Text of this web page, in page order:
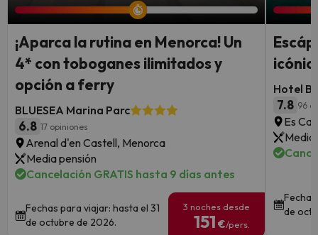
¡Aparca la rutina en Menorca! Un
4* con toboganes ilimitados y
opción a ferry
BLUESEA Marina Parc
6.8 17 opiniones
Arenal d'en Castell, Menorca
Media pensión
Cancelación GRATIS hasta 9 días antes
Fechas para viajar: hasta el 31
de octubre de 2026.
3 noches desde
151 €/pers.
Hotel
7.8 96
Es
Media
de